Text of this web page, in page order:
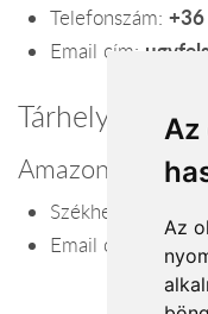
Az
Az
Telefonszám:
Email cím:
Amazon Web
Székhely:
Email cím: